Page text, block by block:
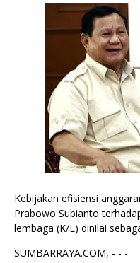
Kebijakan efisiensi
Prabowo Subianto
lembaga (K/L) dinilai
SUMBARRAYA.COM, - - -